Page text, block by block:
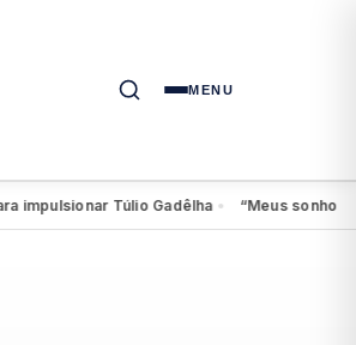
MENU
Túlio Gadêlha● “Meus sonhos